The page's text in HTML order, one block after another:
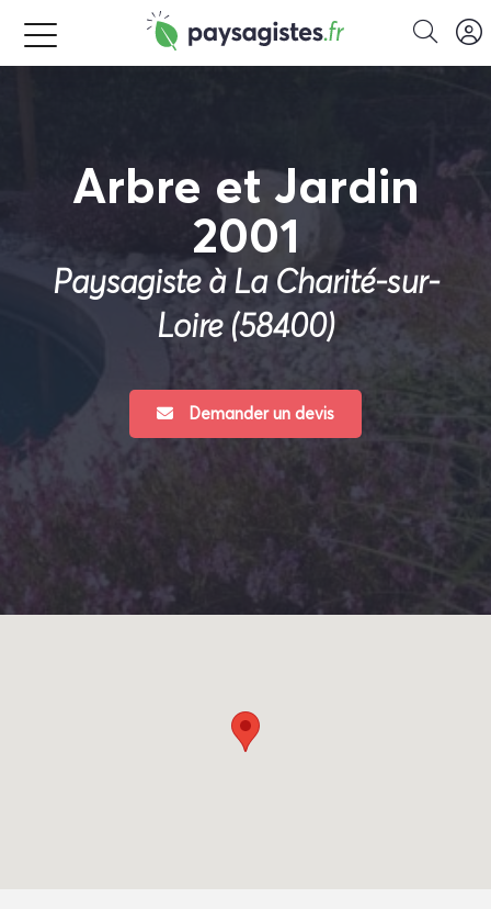
Arbre et Jardin
2001
Paysagiste à La Charité-sur-
Loire (58400)
Demander un devis